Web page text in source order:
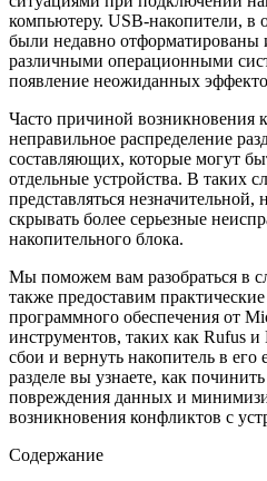
компьютеру. USB-накопители, в
были недавно отформатированы
различными операционными
появление неожиданных
Часто причиной возникновения
неправильное распределение
составляющих, которые могут
отдельные устройства. В таких
представляться
скрывать более серьезные
накопительного блока.
Мы поможем вам разобраться в
также предоставим
программного обеспечения от
инструментов, таких как Rufus
сбои и вернуть накопитель в
разделе вы узнаете, как
повреждения данных и
возникновения конфликтов с
Содержание